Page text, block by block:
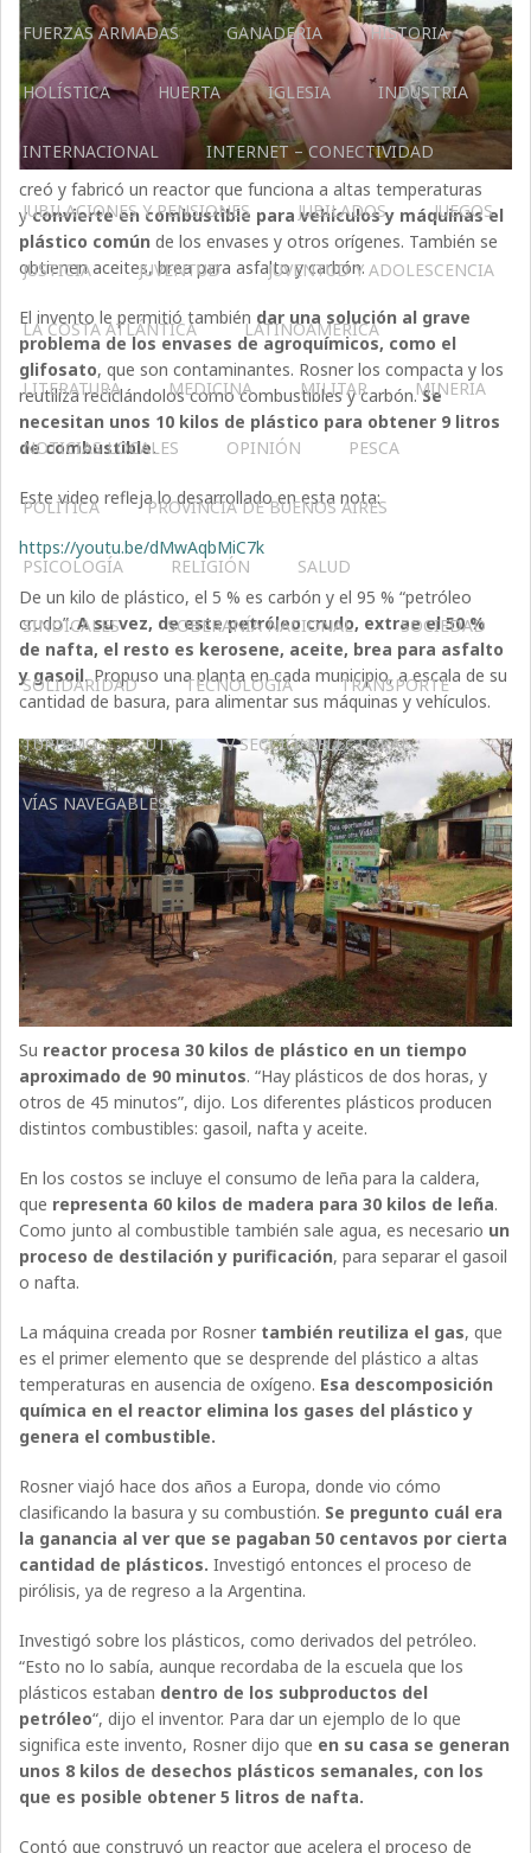
FUERZAS ARMADAS GANADERIA HISTORIA
HOLÍSTICA HUERTA IGLESIA INDUSTRIA
INTERNACIONAL INTERNET – CONECTIVIDAD
JUBILACIONES Y PENSIONES JUBILADOS JUEGOS
JUSTICIA JUVENTUD JUVENTUD Y ADOLESCENCIA
LA COSTA ATLÁNTICA LATINOAMERICA
LITERATURA MEDICINA MILITAR MINERIA
NOTICIAS LOCALES OPINIÓN PESCA
POLÍTICA PROVINCIA DE BUENOS AIRES
PSICOLOGÍA RELIGIÓN SALUD
SINDICALES SOBERANÍA NACIONAL SOCIEDAD
SOLIDARIDAD TECNOLOGÍA TRANSPORTE
TURISMO UTT V SECCIÓN ELECTORAL
VÍAS NAVEGABLES
creó y fabricó un reactor que funciona a altas temperaturas
yconvierte en combustible para vehículos y máquinas el
plástico comúnde los envases y otros orígenes. También se
obtienen aceites, brea para asfalto y carbón.
El invento le permitió también dar una solución al grave
problema de los envases de agroquímicos, como el
glifosato, que son contaminantes. Rosner los compacta y los
reutiliza reciclándolos como combustibles y carbón.Se
necesitan unos 10 kilos de plástico para obtener 9 litros
de combustible.
Este video refleja lo desarrollado en esta nota:
https://youtu.be/dMwAqbMiC7k
De un kilo de plástico, el 5 % es carbón y el 95 % “petróleo
crudo”.A su vez, de este petróleo crudo, extrae el 50 %
de nafta, el resto es kerosene, aceite, brea para asfalto
y gasoil.Propuso una planta en cada municipio, a escala de su
cantidad de basura, para alimentar sus máquinas y vehículos.
Su reactor procesa 30 kilos de plástico en un tiempo
aproximado de 90 minutos. “Hay plásticos de dos horas, y
otros de 45 minutos”, dijo. Los diferentes plásticos producen
distintos combustibles: gasoil, nafta y aceite.
En los costos se incluye el consumo de leña para la caldera,
que representa 60 kilos de madera para 30 kilos de leña.
Como junto al combustible también sale agua, es necesario un
proceso de destilación y purificación, para separar el gasoil
o nafta.
La máquina creada por Rosner también reutiliza el gas, que
es el primer elemento que se desprende del plástico a altas
temperaturas en ausencia de oxígeno. Esa descomposición
química en el reactor elimina los gases del plástico y
genera el combustible.
Rosner viajó hace dos años a Europa, donde vio cómo
clasificando la basura y su combustión. Se pregunto cuál era
la ganancia al ver que se pagaban 50 centavos por cierta
cantidad de plásticos. Investigó entonces el proceso de
pirólisis, ya de regreso a la Argentina.
Investigó sobre los plásticos, como derivados del petróleo.
“Esto no lo sabía, aunque recordaba de la escuela que los
plásticos estaban dentro de los subproductos del
petróleo“, dijo el inventor. Para dar un ejemplo de lo que
significa este invento, Rosner dijo que en su casa se generan
unos 8 kilos de desechos plásticos semanales, con los
que es posible obtener 5 litros de nafta.
Contó que construyó un reactor que acelera el proceso de